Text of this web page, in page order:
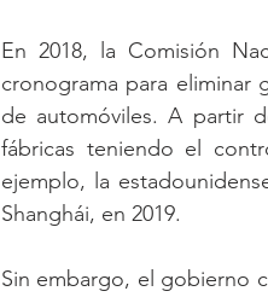
En 2018, la Comisión
cronograma para eliminar
de automóviles. A partir
fábricas teniendo el
ejemplo, la
Shanghái, en 2019.
Sin embargo, el gobierno